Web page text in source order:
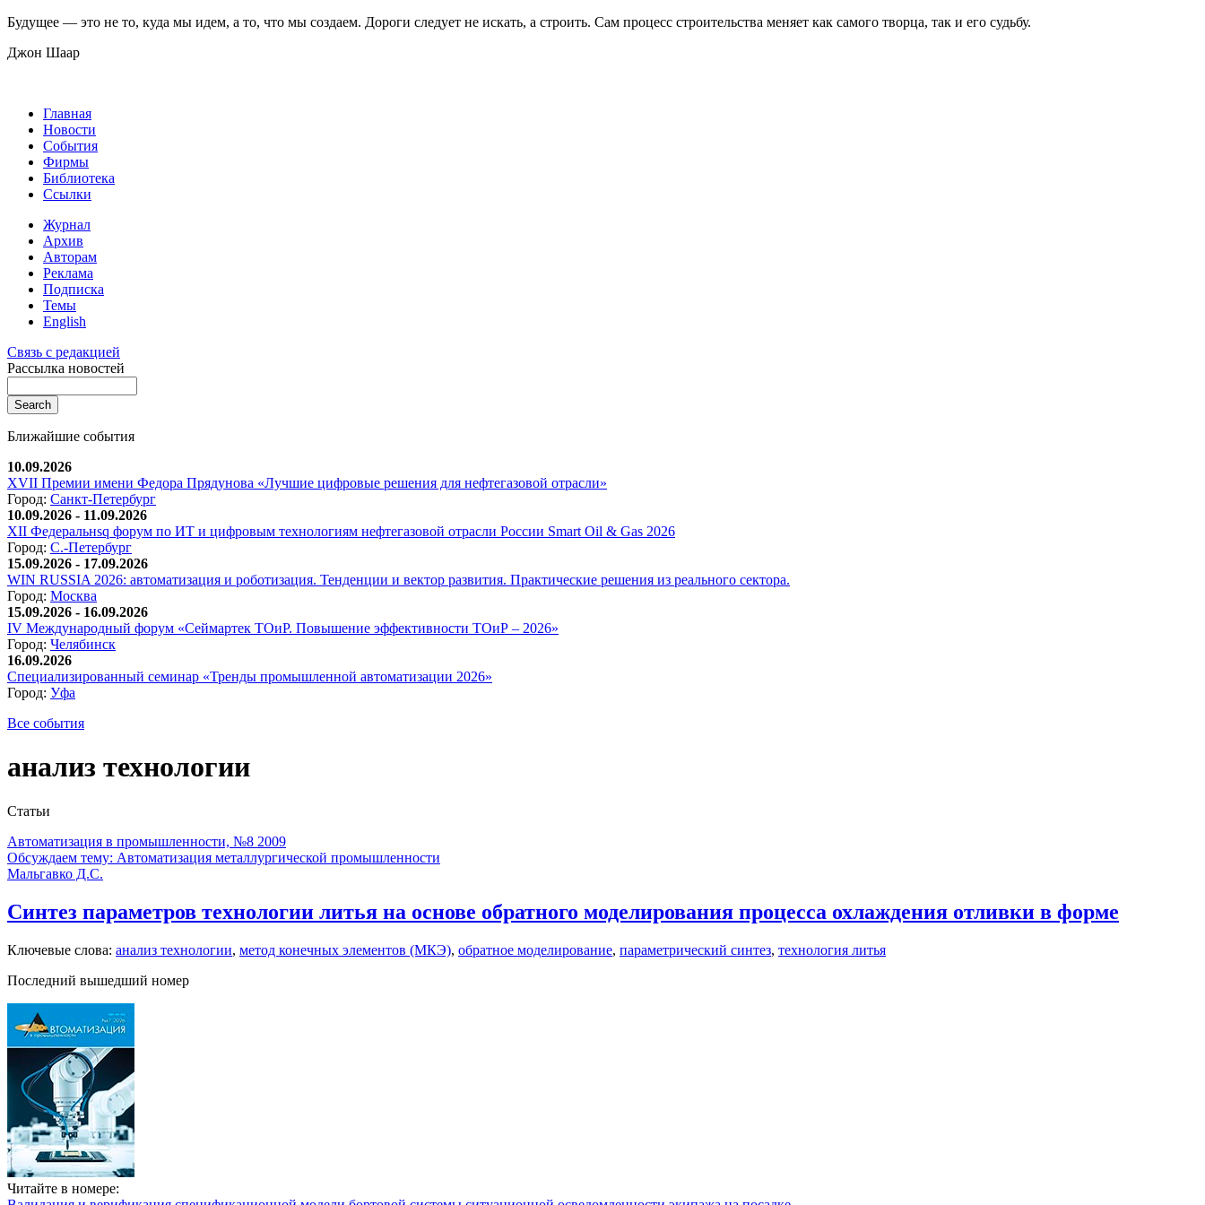
Будущее — это не то, куда мы идем, а то, что мы создаем. Дороги следует не искать, а строить. Сам процесс строительства меняет как самого творца, так и его судьбу.
Джон Шаар
Главная
Новости
События
Фирмы
Библиотека
Ссылки
Журнал
Архив
Авторам
Реклама
Подписка
Темы
English
Связь с редакцией
Рассылка новостей
Ближайшие события
10.09.2026
XVII Премии имени Федора Прядунова «Лучшие цифровые решения для нефтегазовой отрасли»
Город: Санкт-Петербург
10.09.2026 - 11.09.2026
XII Федеральнsq форум по ИТ и цифровым технологиям нефтегазовой отрасли России Smart Oil & Gas 2026
Город: С.-Петербург
15.09.2026 - 17.09.2026
WIN RUSSIA 2026: автоматизация и роботизация. Тенденции и вектор развития. Практические решения из реального сектора.
Город: Москва
15.09.2026 - 16.09.2026
IV Международный форум «Сеймартек ТОиР. Повышение эффективности ТОиР – 2026»
Город: Челябинск
16.09.2026
Специализированный семинар «Тренды промышленной автоматизации 2026»
Город: Уфа
Все события
анализ технологии
Статьи
Автоматизация в промышленности, №8 2009
Обсуждаем тему: Автоматизация металлургической промышленности
Мальгавко Д.С.
Синтез параметров технологии литья на основе обратного моделирования процесса охлаждения отливки в форме
Ключевые слова: анализ технологии, метод конечных элементов (МКЭ), обратное моделирование, параметрический синтез, технология литья
Последний вышедший номер
Читайте в номере: